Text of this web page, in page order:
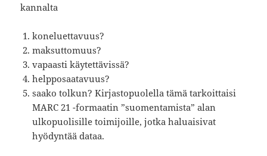
kannalta
koneluettavuus?
maksuttomuus?
vapaasti käytettävissä?
helpposaatavuus?
saako tolkun? Kirjastopuolella tämä tarkoittaisi
MARC 21 -formaatin ”suomentamista” alan
ulkopuolisille toimijoille, jotka haluaisivat
hyödyntää dataa.